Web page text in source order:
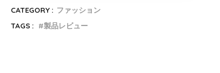
CATEGORY : ファッション
TAGS :
製品レビュー